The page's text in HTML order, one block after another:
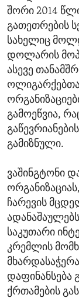
შორი 2014
გათეთრების
სახელიც
დოლარის
ასევე
გამოეწვია,
გამიზნული.
ვაშინგტონი
ჩარევის
საკუთარი
კრემლის
დაფინანსება
ქრთამების